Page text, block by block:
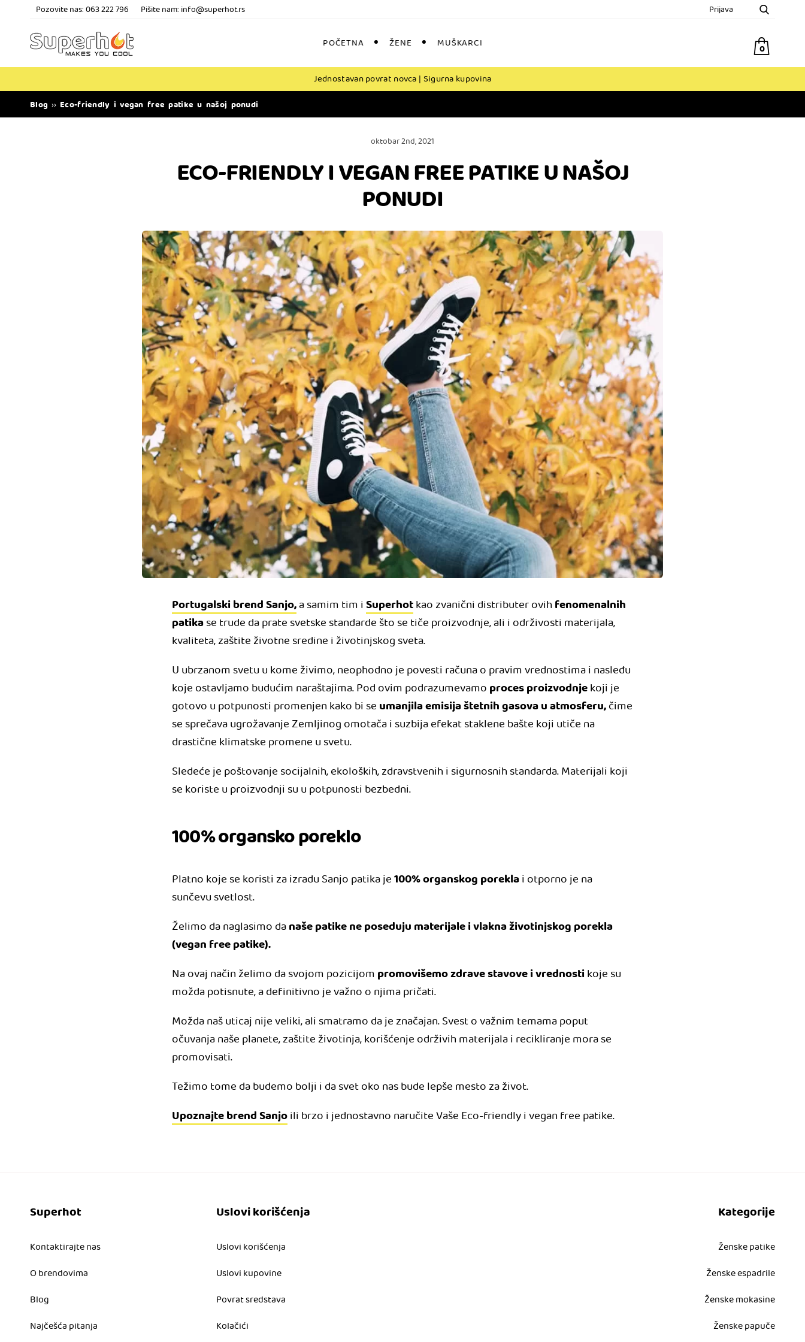
Pozovite nas:063 222 796 Pišite nam: info@superhot.rs Prijava
POČETNA ŽENE MUŠKARCI
Jednostavan povrat novca | Sigurna kupovina
Blog ›› Eco-friendly i vegan free patike u našoj ponudi
oktobar 2nd, 2021
ECO-FRIENDLY I VEGAN FREE PATIKE U NAŠOJ
PONUDI
Portugalski brend Sanjo,a samim tim iSuperhotkao zvanični distributer ovih fenomenalnih
patikase trude da prate svetske standarde što se tiče proizvodnje, ali i održivosti materijala,
kvaliteta, zaštite životne sredine i životinjskog sveta.
U ubrzanom svetu u kome živimo, neophodno je povesti računa o pravim vrednostima i nasleđu
koje ostavljamo budućim naraštajima. Pod ovim podrazumevamo proces proizvodnjekoji je
gotovo u potpunosti promenjen kako bi se umanjila emisija štetnih gasova u atmosferu,čime
se sprečava ugrožavanje Zemljinog omotača i suzbija efekat staklene bašte koji utiče na
drastične klimatske promene u svetu.
Sledeće je poštovanje socijalnih, ekoloških, zdravstvenih i sigurnosnih standarda. Materijali koji
se koriste u proizvodnji su u potpunosti bezbedni.
100% organsko poreklo
Platno koje se koristi za izradu Sanjo patika je100% organskog poreklai otporno je na
sunčevu svetlost.
Želimo da naglasimo današe patike ne poseduju materijale i vlakna životinjskog porekla
(vegan free patike).
Na ovaj način želimo da svojom pozicijom promovišemo zdrave stavove i vrednostikoje su
možda potisnute, a definitivno je važno o njima pričati.
Možda naš uticaj nije veliki, ali smatramo da je značajan. Svest o važnim temama poput
očuvanja naše planete, zaštite životinja, korišćenje održivih materijala i recikliranje mora se
promovisati.
Težimo tome da budemo bolji i da svet oko nas bude lepše mesto za život.
Upoznajte brend Sanjoili brzo i jednostavno naručite Vaše Eco-friendly i vegan free patike.
Superhot
Kontaktirajte nas
O brendovima
Blog
Najčešća pitanja
Uslovi korišćenja
Uslovi korišćenja
Uslovi kupovine
Povrat sredstava
Kolačići
Kategorije
Ženske patike
Ženske espadrile
Ženske mokasine
Ženske papuče
0